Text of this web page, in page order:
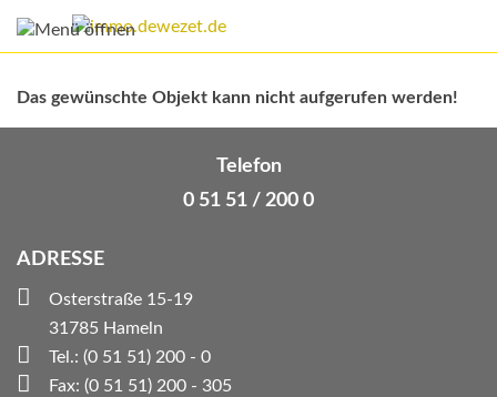
Das gewünschte Objekt kann nicht aufgerufen werden!
Telefon
0 51 51 / 200 0
ADRESSE
Osterstraße 15-19
31785 Hameln
Tel.: (0 51 51) 200 - 0
Fax: (0 51 51) 200 - 305